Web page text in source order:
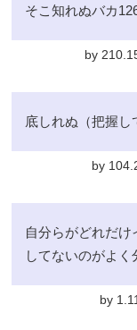
そこ知れぬバカ
by
底しれぬ（把握し
by
自分らがどれだ
してないのがよく
by